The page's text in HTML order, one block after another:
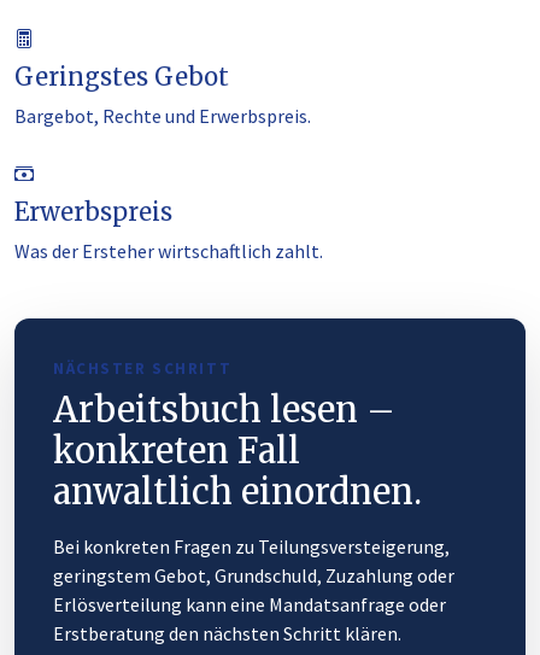
Geringstes Gebot
Bargebot, Rechte und Erwerbspreis.
Erwerbspreis
Was der Ersteher wirtschaftlich zahlt.
NÄCHSTER SCHRITT
Arbeitsbuch lesen –
konkreten Fall
anwaltlich einordnen.
Bei konkreten Fragen zu Teilungsversteigerung,
geringstem Gebot, Grundschuld, Zuzahlung oder
Erlösverteilung kann eine Mandatsanfrage oder
Erstberatung den nächsten Schritt klären.